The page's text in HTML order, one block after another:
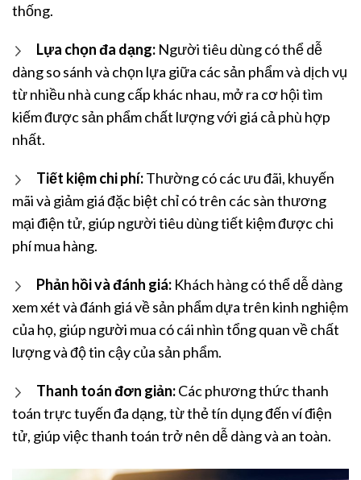
thống.
Lựa chọn đa dạng: Người tiêu dùng có thể dễ
dàng so sánh và chọn lựa giữa các sản phẩm và dịch vụ
từ nhiều nhà cung cấp khác nhau, mở ra cơ hội tìm
kiếm được sản phẩm chất lượng với giá cả phù hợp
nhất.
Tiết kiệm chi phí:Thường có các ưu đãi, khuyến
mãi và giảm giá đặc biệt chỉ có trên các sàn thương
mại điện tử, giúp người tiêu dùng tiết kiệm được chi
phí mua hàng.
Phản hồi và đánh giá: Khách hàng có thể dễ dàng
xem xét và đánh giá về sản phẩm dựa trên kinh nghiệm
của họ, giúp người mua có cái nhìn tổng quan về chất
lượng và độ tin cậy của sản phẩm.
Thanh toán đơn giản:Các phương thức thanh
toán trực tuyến đa dạng, từ thẻ tín dụng đến ví điện
tử, giúp việc thanh toán trở nên dễ dàng và an toàn.